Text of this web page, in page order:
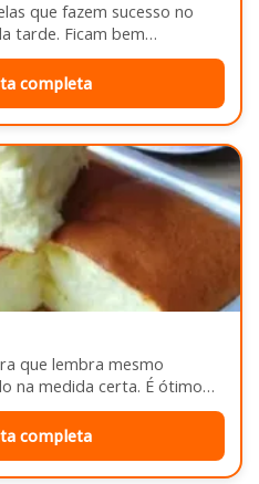
que fazem sucesso no
tarde. Ficam bem
completa
que lembra mesmo
na medida certa. É ótimo
completa